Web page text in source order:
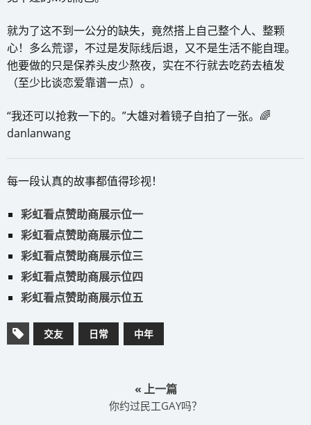
就为了这不到一公分的缺失，竟然搭上自己整个人、整颗
心！多么荒谬，不过是发际线后退，又不是生活不能自理。
他要做的只是保养头皮少熬夜，实在不行就去吃药去植发
（至少比谈恋爱靠谱一点）。
“我还可以抢救一下的。”大雄对着镜子自拍了一张。🌈
danlanwang
每一段认真的故事都值得珍视！
彩虹看点赞助商展示位一
彩虹看点赞助商展示位二
彩虹看点赞助商展示位三
彩虹看点赞助商展示位四
彩虹看点赞助商展示位五
交友 日常 中年
« 上一篇
​你约过民工GAY吗？